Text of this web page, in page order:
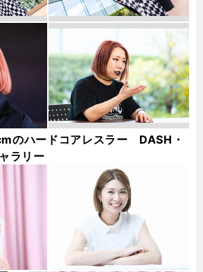
のハードコアレスラー DASH・
ラリー